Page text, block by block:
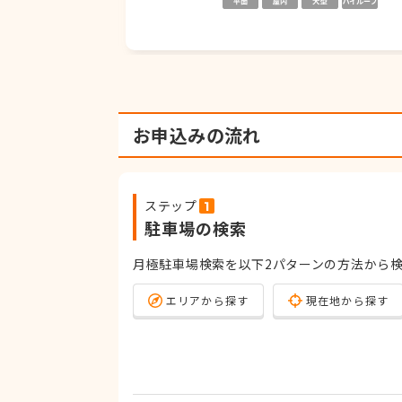
お申込みの流れ
ステップ
駐車場の検索
月極駐車場検索を以下2パターンの方法から
エリアから探す 現在地から探す